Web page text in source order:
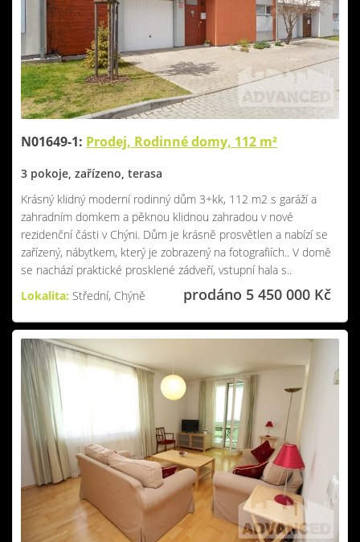
N01649-1: Prodej, Rodinné domy, 112 m²
3 pokoje, zařízeno, terasa
Krásný klidný moderní rodinný dům 3+kk, 112 m2 s garáží a
zahradním domkem a pěknou klidnou zahradou v nové
rezidenční části v Chýni. Dům je krásně prosvětlen a nabízí se
zařízený, nábytkem, který je zobrazený na fotografiích.. V domě
se nachází praktické prosklené zádveří, vstupní hala s..
Lokalita: Střední, Chýně prodáno 5 450 000 Kč